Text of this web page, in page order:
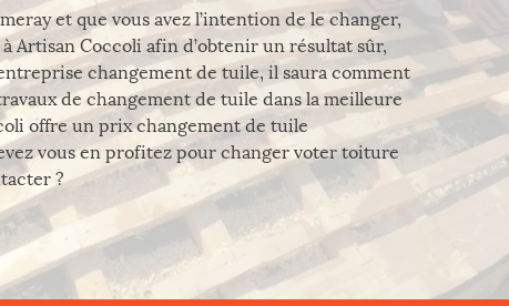
et que vous avez l’intention de le changer,
Artisan Coccoli afin d’obtenir un résultat sûr,
changement de tuile, il saura comment
de changement de tuile dans la meilleure
offre un prix changement de tuile
vous en profitez pour changer voter toiture
?